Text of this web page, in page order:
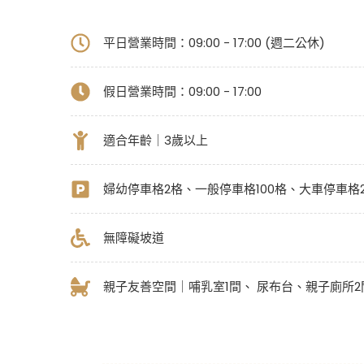
平日營業時間：09:00 - 17:00 (週二公休)
假日營業時間： 09:00 - 17:00
適合年齡｜3歲以上
婦幼停車格2格、一般停車格100格、大車停車格
無障礙坡道
親子友善空間｜哺乳室1間、 尿布台、親子廁所2